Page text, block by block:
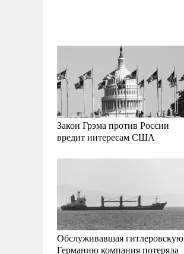
Закон Грэма против России
вредит интересам США
Обслуживавшая гитлеровскую
Германию компания потеряла